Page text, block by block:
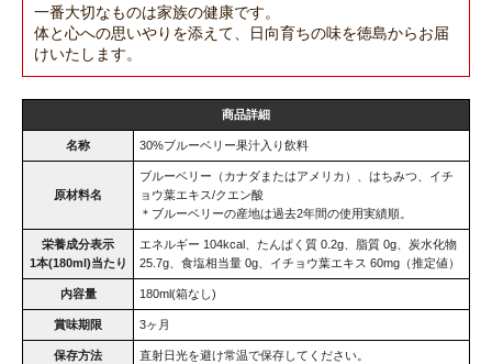
一番大切なものは家族の健康です。
体と心への思いやりを添えて、日向育ちの味を徳島からお届
けいたします。
商品詳細
名称 30%ブルーベリー果汁入り飲料
原材料名
ブルーベリー（カナダまたはアメリカ）、はちみつ、イチ
ョウ葉エキス/クエン酸
＊ブルーベリーの産地は過去2年間の使用実績順。
栄養成分表示
1本(180ml)当たり
エネルギー 104kcal、たんぱく質 0.2g、脂質 0g、炭水化物
25.7g、食塩相当量 0g、イチョウ葉エキス 60mg（推定値）
内容量 180ml(箱なし)
賞味期限 3ヶ月
保存方法 直射日光を避け常温で保存してください。